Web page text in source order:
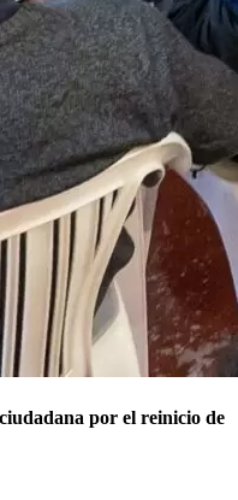
por el reinicio de